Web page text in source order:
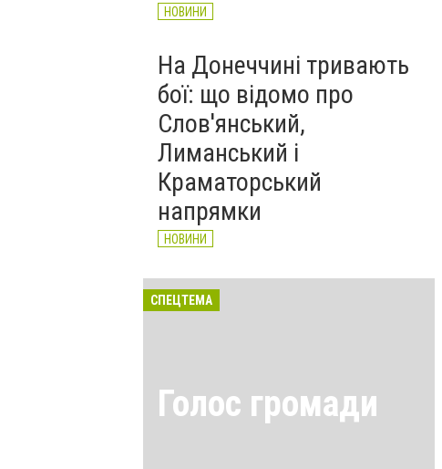
НОВИНИ
На Донеччині тривають
бої: що відомо про
Слов'янський,
Лиманський і
Краматорський
напрямки
НОВИНИ
СПЕЦТЕМА
Голос громади